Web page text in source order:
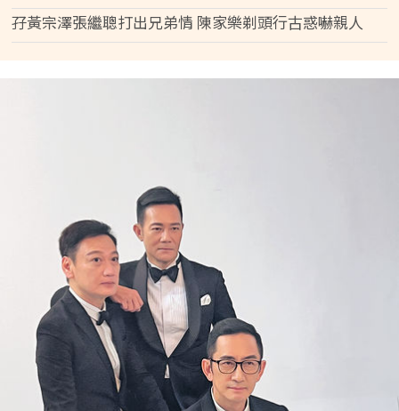
孖黃宗澤張繼聰打出兄弟情 陳家樂剃頭行古惑嚇親人